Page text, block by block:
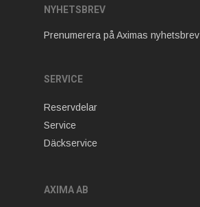
NYHETSBREV
Prenumerera på Aximas nyhetsbrev
SERVICE
Reservdelar
Service
Däckservice
AXIMA AB